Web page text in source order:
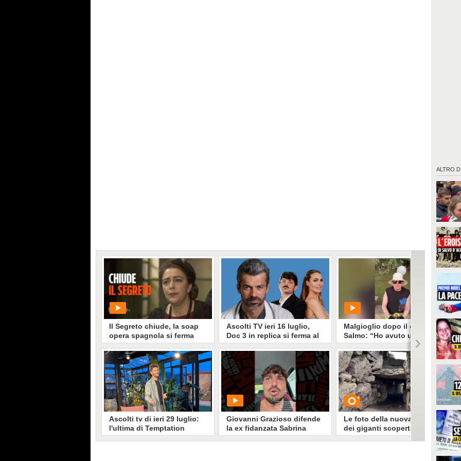
ALTRO DI
Il Segreto chiude, la soap
opera spagnola si ferma
per sempre a causa del
calo di ascolti
PLAY
316333• diVideonews
Ascolti tv di ieri 29 luglio:
l'ultima di Temptation
Island supera il 35% di
Ascolti TV ieri 16 luglio,
Doc 3 in replica si ferma al
12.5% e perde contro Battiti
Live (18.7%)
Ha vinto Battiti Live. Ilary Blasi su
Canale5 ha battuto la replica di
Doc - Nelle tue mani 3 in onda su
Rai1. In access prime time, Affari
tuoi di Stefano De Martino ha
sfidato La ruota della fortuna di
Gerry Scotti e Samira Lui.
Giovanni Grazioso difende
la ex fidanzata Sabrina
Malgioglio dopo il caso
Salmo: “Ho avuto un
melanoma. Mettete la
crema, non sentite i
ciarlatani”
PLAY
785• diSpettacolo Fanpage
Le foto della nuova Tomba
dei giganti scoperta in
Sardegna